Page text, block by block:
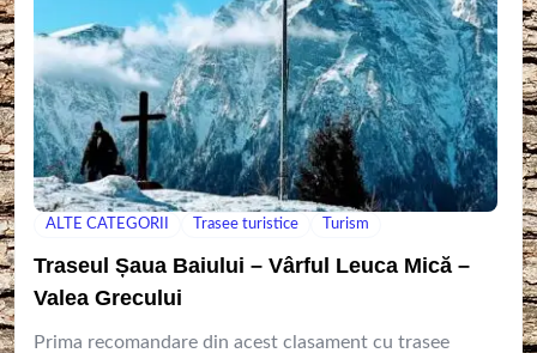
ALTE CATEGORII Trasee turistice Turism
Traseul Șaua Baiului – Vârful Leuca Mică –
Valea Grecului
Prima recomandare din acest clasament cu trasee